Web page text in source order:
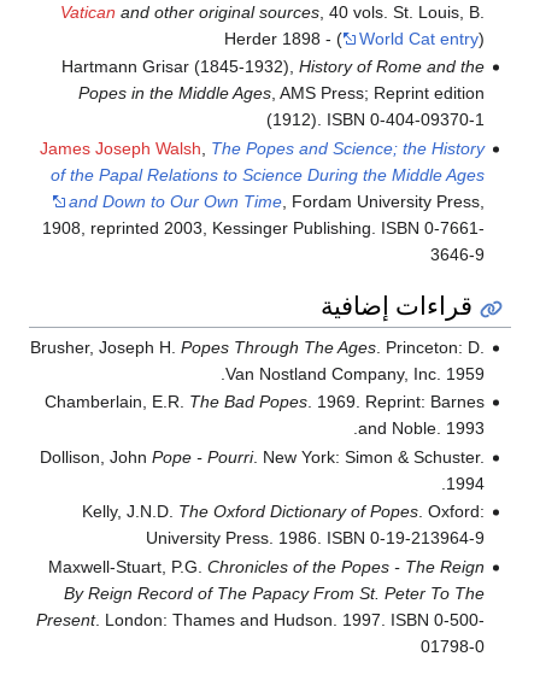
Vatican and other original sources, 40 vols. St. Louis, B.
Herder 1898 - (
World Cat entry)
Hartmann Grisar (1845-1932), History of Rome and the
Popes in the Middle Ages, AMS Press; Reprint edition
(1912). ISBN 0-404-09370-1
James Joseph Walsh
The Popes and Science; the History
of the Papal Relations to Science During the Middle Ages
and Down to Our Own Time, Fordam University Press,
1908, reprinted 2003, Kessinger Publishing. ISBN 0-7661-
3646-9
قراءات إضافية
Brusher, Joseph H. Popes Through The Ages. Princeton: D.
Van Nostland Company, Inc. 1959.
Chamberlain, E.R. The Bad Popes. 1969. Reprint: Barnes
and Noble. 1993.
Dollison, John Pope - Pourri. New York: Simon & Schuster.
1994.
Kelly, J.N.D. The Oxford Dictionary of Popes. Oxford:
University Press. 1986. ISBN 0-19-213964-9
Maxwell-Stuart, P.G. Chronicles of the Popes - The Reign
By Reign Record of The Papacy From St. Peter To The
Present. London: Thames and Hudson. 1997. ISBN 0-500-
01798-0